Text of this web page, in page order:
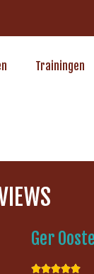
Trainingen
Ger
